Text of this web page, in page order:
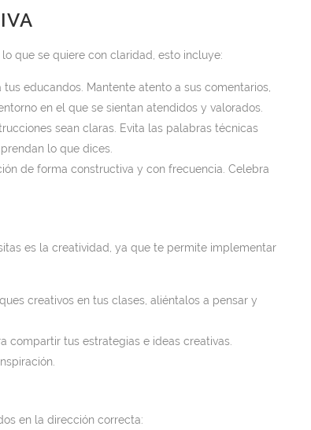
que se quiere con claridad, esto incluye:
educandos. Mantente atento a sus comentarios,
en el que se sientan atendidos y valorados.
sean claras. Evita las palabras técnicas
lo que dices.
de forma constructiva y con frecuencia. Celebra
es la creatividad, ya que te permite implementar
creativos en tus clases, aliéntalos a pensar y
compartir tus estrategias e ideas creativas.
en la dirección correcta: